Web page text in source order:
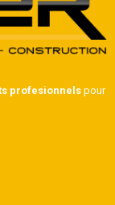
profesionnelspour